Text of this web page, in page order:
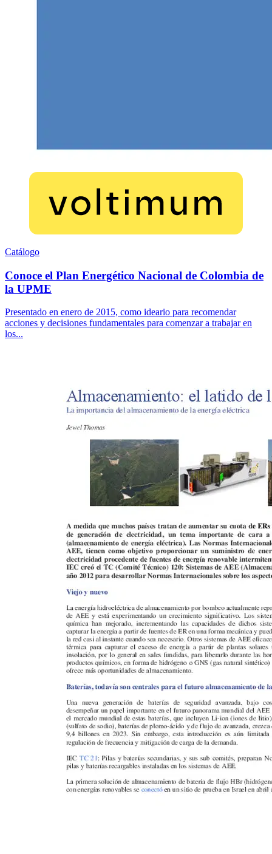
Catálogo
Conoce el Plan Energético Nacional de Colombia de
la UPME
Presentado en enero de 2015, como ideario para recomendar
acciones y decisiones fundamentales para comenzar a trabajar en
los...